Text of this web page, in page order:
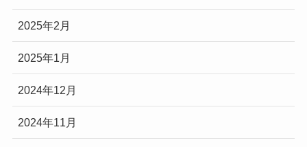
2025年2月
2025年1月
2024年12月
2024年11月